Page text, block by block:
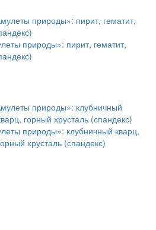
природы»: пирит, гематит,
природы»: клубничный кварц,
хрусталь (спандекс)